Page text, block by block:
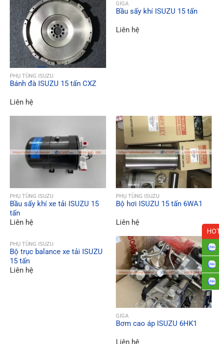
QUICK VIEW
PHỤ TÙNG ISUZU
Bánh đà ISUZU 15 tấn CXZ
Liên hệ
GIGA
Bầu sấy khí ISUZU 15 tấn
Liên hệ
QUICK VIEW
PHỤ TÙNG ISUZU
Bầu sấy khí xe tải ISUZU 15
tấn
Liên hệ
QUICK VIEW
PHỤ TÙNG ISUZU
Bộ hơi ISUZU 15 tấn 6WA1
Liên hệ
QUICK VIEW
PHỤ TÙNG ISUZU
Bộ trục balance xe tải ISUZU
15 tấn
Liên hệ
GIGA
Bơm cao áp ISUZU 6HK1
Liên hệ